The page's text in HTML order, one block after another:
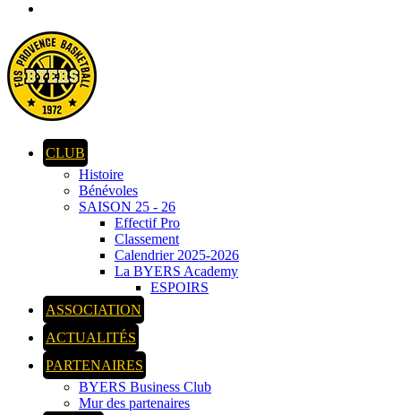
CLUB
Histoire
Bénévoles
SAISON 25 - 26
Effectif Pro
Classement
Calendrier 2025-2026
La BYERS Academy
ESPOIRS
ASSOCIATION
ACTUALITÉS
PARTENAIRES
BYERS Business Club
Mur des partenaires